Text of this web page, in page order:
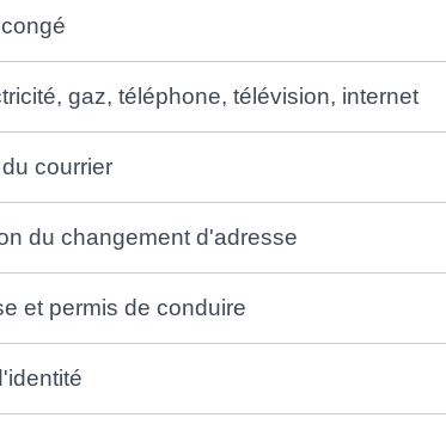
gaz, téléphone, télévision, internet
courrier
du changement d'adresse
et permis de conduire